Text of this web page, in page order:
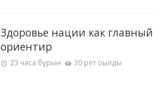
Здоровье нации как главный
ориентир
23 часа бұрын 30 рет оқылды